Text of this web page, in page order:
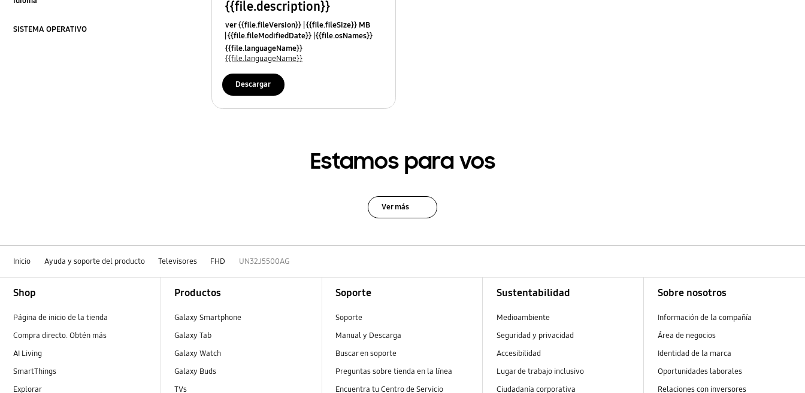
SISTEMA OPERATIVO
{{file.description}}
ver {{file.fileVersion}} {{file.fileSize}} MB
{{file.fileModifiedDate}} {{file.osNames}}
{{file.languageName}}
{{file.languageName}}
Descargar
Estamos para vos
Ver más
Inicio Ayuda y soporte del producto Televisores FHD UN32J5500AG
Shop
Página de inicio de la tienda
Compra directo. Obtén más
AI Living
SmartThings
Explorar
Productos
Galaxy Smartphone
Galaxy Tab
Galaxy Watch
Galaxy Buds
TVs
Soporte
Soporte
Manual y Descarga
Buscar en soporte
Preguntas sobre tienda en la línea
Encuentra tu Centro de Servicio
Sustentabilidad
Medioambiente
Seguridad y privacidad
Accesibilidad
Lugar de trabajo inclusivo
Ciudadanía corporativa
Sobre nosotros
Información de la compañía
Área de negocios
Identidad de la marca
Oportunidades laborales
Relaciones con inversores